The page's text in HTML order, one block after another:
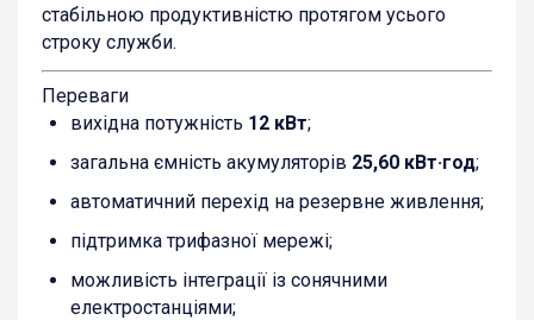
стабільною продуктивністю протягом усього
строку служби.
Переваги
вихідна потужність 12 кВт;
загальна ємність акумуляторів 25,60 кВт·год;
автоматичний перехід на резервне живлення;
підтримка трифазної мережі;
можливість інтеграції із сонячними
електростанціями;